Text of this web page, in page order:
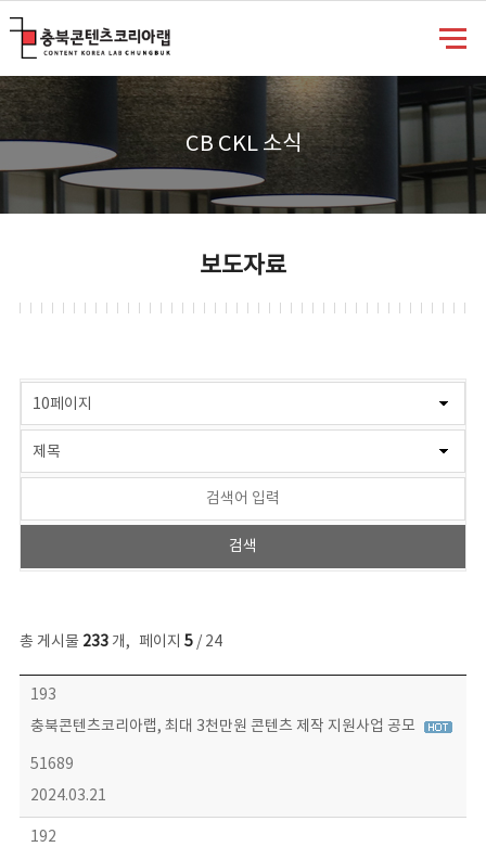
CB CKL 소식
보도자료
총 게시물 233개, 페이지 5/ 24
보도자료 목록 - 번호, 제목, 작성자, 파일, 조회수, 작성일 정보 제공
193
충북콘텐츠코리아랩, 최대 3천만원 콘텐츠 제작 지원사업 공모
51689
2024.03.21
192